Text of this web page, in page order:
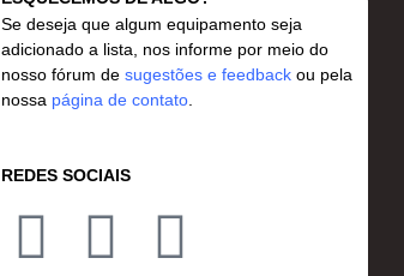
Se deseja que algum equipamento seja
adicionado a lista, nos informe por meio do
nosso fórum de sugestões e feedback ou pela
nossa página de contato
REDES SOCIAIS
I
F
Y